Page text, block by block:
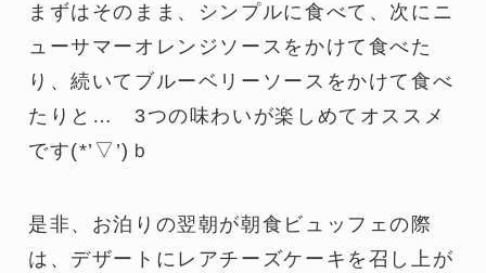
まずはそのまま、シンプルに食べて、次にニ
ューサマーオレンジソースをかけて食べた
り、続いてブルーベリーソースをかけて食べ
たりと… 3つの味わいが楽しめてオススメ
です(*’▽’)ｂ
是非、お泊りの翌朝が朝食ビュッフェの際
は、デザートにレアチーズケーキを召し上が